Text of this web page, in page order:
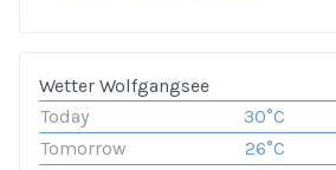
Wetter Wolfgangsee
Today
30°C
Tomorrow
26°C